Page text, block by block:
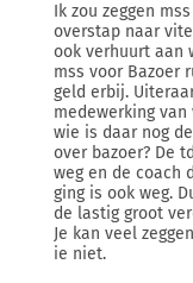
Ik zou zeggen
overstap naar
ook verhuurt aan
mss voor Bazoer
geld erbij.
medewerking
wie is daar nog
over bazoer? De
weg en de coach
ging is ook weg.
de lastig groot
Je kan veel
ie niet.